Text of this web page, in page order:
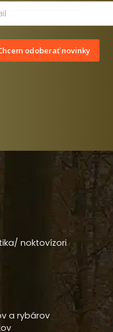
odoberať novinky
noktovízori
a rybárov